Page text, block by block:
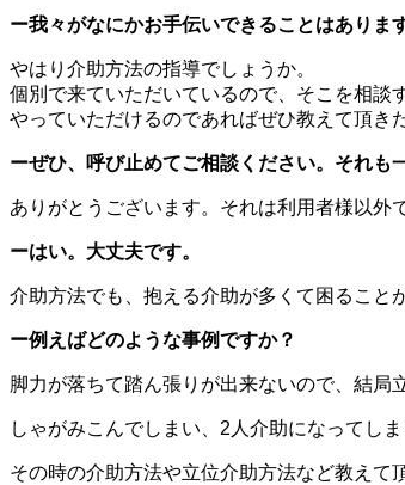
ー我々がなにかお手伝いできることはありま
やはり介助方法の指導でしょうか。
個別で来ていただいているので、そこを相談
やっていただけるのであればぜひ教えて頂き
ーぜひ、呼び止めてご相談ください。それも
ありがとうございます。それは利用者様以外
ーはい。大丈夫です。
介助方法でも、抱える介助が多くて困ること
ー例えばどのような事例ですか？
脚力が落ちて踏ん張りが出来ないので、結局
しゃがみこんでしまい、2人介助になってし
その時の介助方法や立位介助方法など教えて